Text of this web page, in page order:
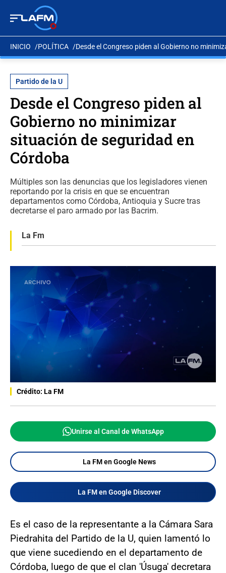
INICIO POLÍTICA Desde el Congreso piden al Gobierno no
Partido de la U
Desde el Congreso piden al
Gobierno no minimizar
situación de seguridad en
Córdoba
Múltiples son las denuncias que los legisladores vienen
reportando por la crisis en que se encuentran
departamentos como Córdoba, Antioquia y Sucre tras
decretarse el paro armado por las Bacrim.
La Fm
Crédito: La FM
Unirse al Canal de WhatsApp
La FM en Google News
La FM en Google Discover
Es el caso de la representante a la Cámara Sara
Piedrahita del Partido de la U, quien lamentó lo
que viene sucediendo en el departamento de
Córdoba, luego de que el clan 'Úsuga' decretara